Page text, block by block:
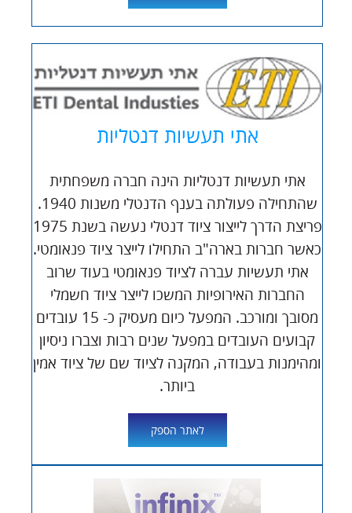
אתי תעשיות דנטליות
אתי תעשיות דנטליות הינה חברה משפחתית
שהתחילה פעולתה בענף הדנטלי משנות 1940.
פריצת הדרך לייצור ציוד דנטלי נעשה בשנת 1975
כאשר חברות בארה"ב התחילו לייצר ציוד פנאומטי.
אתי תעשיות עברה לציוד פנאומטי בעוד שרוב
החברות האירופיות המשכו לייצר ציוד חשמלי
מסובך ומורכב. המפעל כיום מעסיק כ- 15 עובדים
קבועים העובדים במפעל שנים רבות וצברו ניסיון
ומהימנות בעבודה, המקנה לציוד שם של ציוד אמין
ביותר.
לאתר הספק